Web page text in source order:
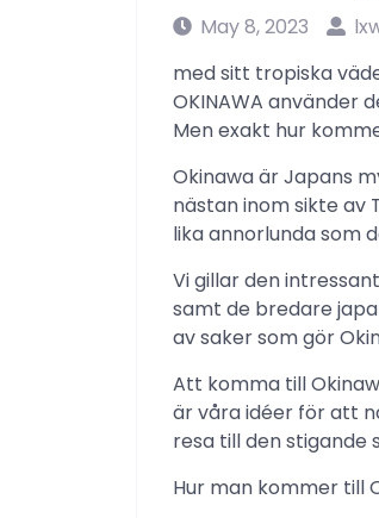
May 8, 2023
med sitt tropiska
OKINAWA använder
Men exakt hur
Okinawa är Japans
nästan inom sikte av
lika annorlunda som
Vi gillar den
samt de bredare
av saker som gör
Att komma till
är våra idéer för att
resa till den stigande
Hur man kommer till